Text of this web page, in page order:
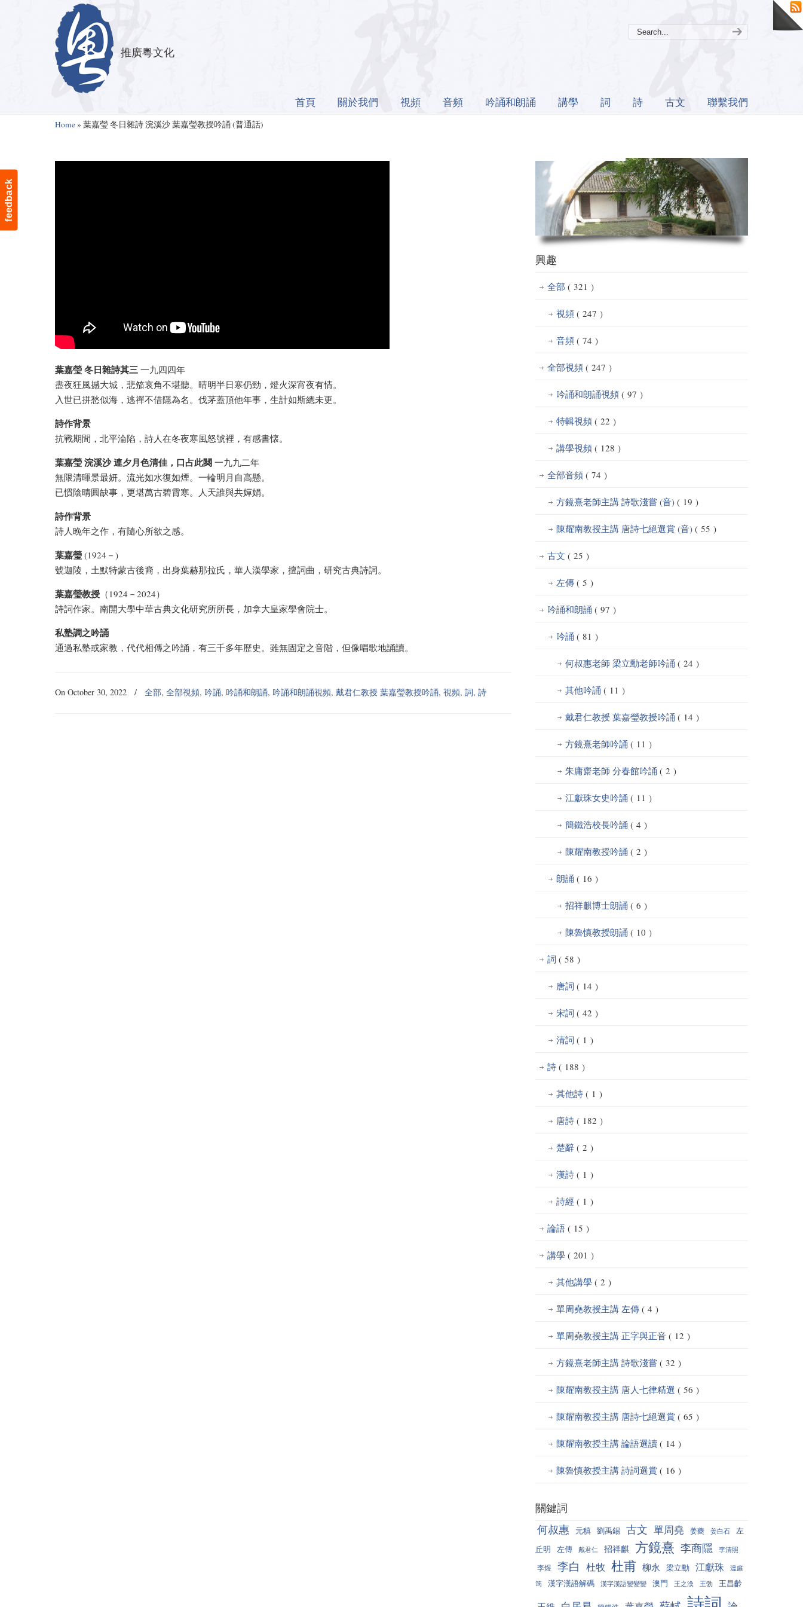
feedback
推廣粵文化
首頁 關於我們 視頻 音頻 吟誦和朗誦 講學 詞 詩 古文 聯繫我們
Navigation
Home» 葉嘉瑩 冬日雜詩 浣溪沙 葉嘉瑩教授吟誦 (普通話)
葉嘉瑩 冬日雜詩其三 一九四四年
盡夜狂風撼大城，悲笳哀角不堪聽。晴明半日寒仍勁，燈火深宵夜有情。
入世已拼愁似海，逃禪不借隱為名。伐茅蓋頂他年事，生計如斯總未更。
詩作背景
抗戰期間，北平淪陷，詩人在冬夜寒風怒號裡，有感書懐。
葉嘉瑩 浣溪沙 連夕月色清佳，口占此闋 一九九二年
無限清暉景最妍。流光如水復如煙。一輪明月自高懸。
已慣陰晴圓缺事，更堪萬古碧霄寒。人天誰與共嬋娟。
詩作背景
詩人晚年之作，有隨心所欲之感。
葉嘉瑩 (1924－)
號迦陵，土默特蒙古後裔，出身葉赫那拉氏，華人漢學家，擅詞曲，研究古典詩詞。
葉嘉瑩教授 （1924－2024）
詩詞作家。南開大學中華古典文化研究所所長，加拿大皇家學會院士。
私塾調之吟誦
通過私塾或家教，代代相傳之吟誦，有三千多年歷史。雖無固定之音階，但像唱歌地誦讀。
On October 30, 2022 / 全部, 全部視頻, 吟誦, 吟誦和朗誦, 吟誦和朗誦視頻, 戴君仁教授 葉嘉瑩教授吟誦, 視頻, 詞, 詩
興趣
全部 ( 321 )
視頻 ( 247 )
音頻 ( 74 )
全部視頻 ( 247 )
吟誦和朗誦視頻 ( 97 )
特輯視頻 ( 22 )
講學視頻 ( 128 )
全部音頻 ( 74 )
方鏡熹老師主講 詩歌淺嘗 (音) ( 19 )
陳耀南教授主講 唐詩七絕選賞 (音) ( 55 )
古文 ( 25 )
左傳 ( 5 )
吟誦和朗誦 ( 97 )
吟誦 ( 81 )
何叔惠老師 梁立勳老師吟誦 ( 24 )
其他吟誦 ( 11 )
戴君仁教授 葉嘉瑩教授吟誦 ( 14 )
方鏡熹老師吟誦 ( 11 )
朱庸齋老師 分春館吟誦 ( 2 )
江獻珠女史吟誦 ( 11 )
簡鐵浩校長吟誦 ( 4 )
陳耀南教授吟誦 ( 2 )
朗誦 ( 16 )
招祥麒博士朗誦 ( 6 )
陳魯慎教授朗誦 ( 10 )
詞 ( 58 )
唐詞 ( 14 )
宋詞 ( 42 )
清詞 ( 1 )
詩 ( 188 )
其他詩 ( 1 )
唐詩 ( 182 )
楚辭 ( 2 )
漢詩 ( 1 )
詩經 ( 1 )
論語 ( 15 )
講學 ( 201 )
其他講學 ( 2 )
單周堯教授主講 左傳 ( 4 )
單周堯教授主講 正字與正音 ( 12 )
方鏡熹老師主講 詩歌淺嘗 ( 32 )
陳耀南教授主講 唐人七律精選 ( 56 )
陳耀南教授主講 唐詩七絕選賞 ( 65 )
陳耀南教授主講 論語選讀 ( 14 )
陳魯慎教授主講 詩詞選賞 ( 16 )
關鍵詞
何叔惠 元稹 劉禹錫 古文 單周堯 姜夔 姜白石
左
丘明
左傳 戴君仁 招祥麒 方鏡熹 李商隱 李清照
李煜 李白 杜牧 杜甫 柳永 梁立勳 江獻珠
溫庭
筠
漢字漢語解碼 漢字漢語變變變 澳門 王之渙 王勃 王昌齡